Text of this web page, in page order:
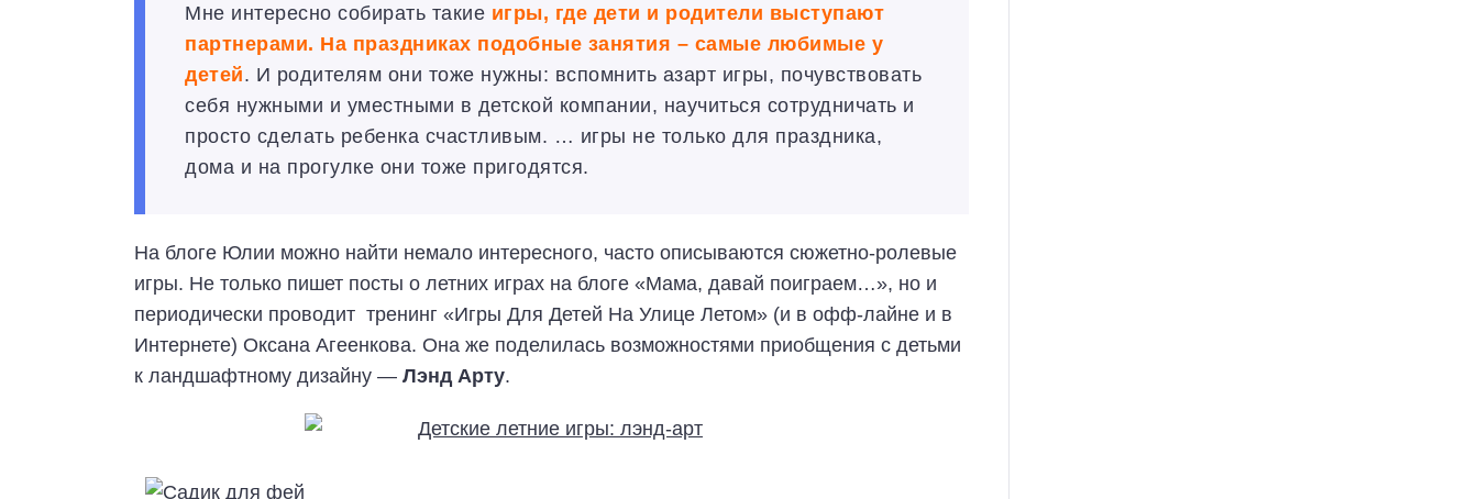
Мне интересно собирать такие игры, где дети и родители выступают
партнерами. На праздниках подобные занятия – самые любимые у
детей. И родителям они тоже нужны: вспомнить азарт игры, почувствовать
себя нужными и уместными в детской компании, научиться сотрудничать и
просто сделать ребенка счастливым. … игры не только для праздника,
дома и на прогулке они тоже пригодятся.
На блоге Юлии можно найти немало интересного, часто описываются сюжетно-ролевые
игры. Не только пишет посты о летних играх на блоге «Мама, давай поиграем…», но и
периодически проводит тренинг «Игры Для Детей На Улице Летом» (и в офф-лайне и в
Интернете) Оксана Агеенкова. Она же поделилась возможностями приобщения с детьми
к ландшафтному дизайну — Лэнд Арту.